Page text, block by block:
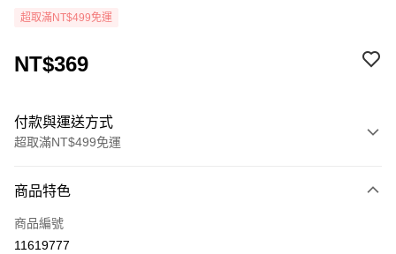
超取滿NT$499免運
NT$369
付款與運送方式
超取滿NT$499免運
icash Pay
信用卡一次付款
商品特色
商品編號
11619777